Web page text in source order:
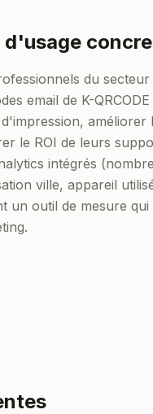
d'usage
du
email de K-
améliorer
le ROI de leurs
intégrés
ville, appareil
un outil de mesure qui